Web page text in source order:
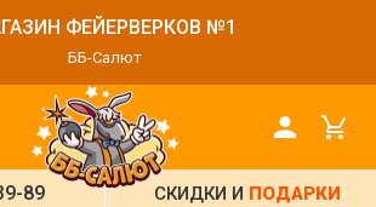
ФЕЙЕРВЕРКОВ №1
ББ-Салют
89 СКИДКИ И ПОДАРКИ